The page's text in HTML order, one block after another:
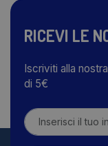
RICEVI LE
Iscriviti alla
di 5€